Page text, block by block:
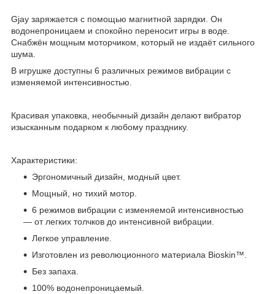
Gjay заряжается с помощью магнитной зарядки. Он
водонепроницаем и спокойно переносит игры в воде.
Снабжён мощным моторчиком, который не издаёт сильного
шума.
В игрушке доступны 6 различных режимов вибрации с
изменяемой интенсивностью.
Красивая упаковка, необычный дизайн делают вибратор
изысканным подарком к любому празднику.
Характеристики:
Эргономичный дизайн, модный цвет.
Мощный, но тихий мотор.
6 режимов вибрации с изменяемой интенсивностью
— от легких толчков до интенсивной вибрации.
Легкое управление.
Изготовлен из революционного материала Bioskin™.
Без запаха.
100% водонепроницаемый.